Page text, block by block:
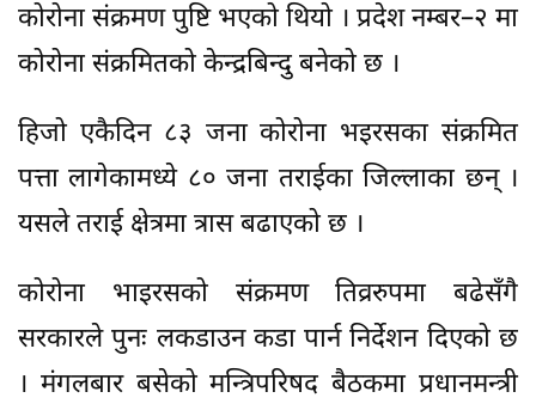
कोरोना संक्रमण पुष्टि भएको थियो । प्रदेश नम्बर–२ मा
कोरोना संक्रमितको केन्द्रबिन्दु बनेको छ ।
हिजो एकैदिन ८३ जना कोरोना भइरसका संक्रमित
पत्ता लागेकामध्ये ८० जना तराईका जिल्लाका छन् ।
यसले तराई क्षेत्रमा त्रास बढाएको छ ।
कोरोना भाइरसको संक्रमण तिव्ररुपमा बढेसँगै
सरकारले पुनः लकडाउन कडा पार्न निर्देशन दिएको छ
। मंगलबार बसेको मन्त्रिपरिषद बैठकमा प्रधानमन्त्री